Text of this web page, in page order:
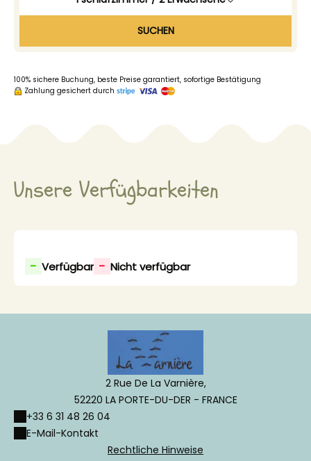
SUCHEN
100% sichere Buchung, beste Preise garantiert, sofortige Bestätigung
Zahlung gesichert durch
Unsere Verfügbarkeiten
- Verfügbar - Nicht verfügbar
2 Rue De La Varnière,
52220 LA PORTE-DU-DER - FRANCE
+33 6 31 48 26 04
E-Mail-Kontakt
Rechtliche Hinweise